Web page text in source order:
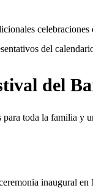
del
del
toda la familia y
inaugural